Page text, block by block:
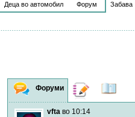
Деца во автомобил Форум Забава
Форуми Дневници
vftaво 10:14